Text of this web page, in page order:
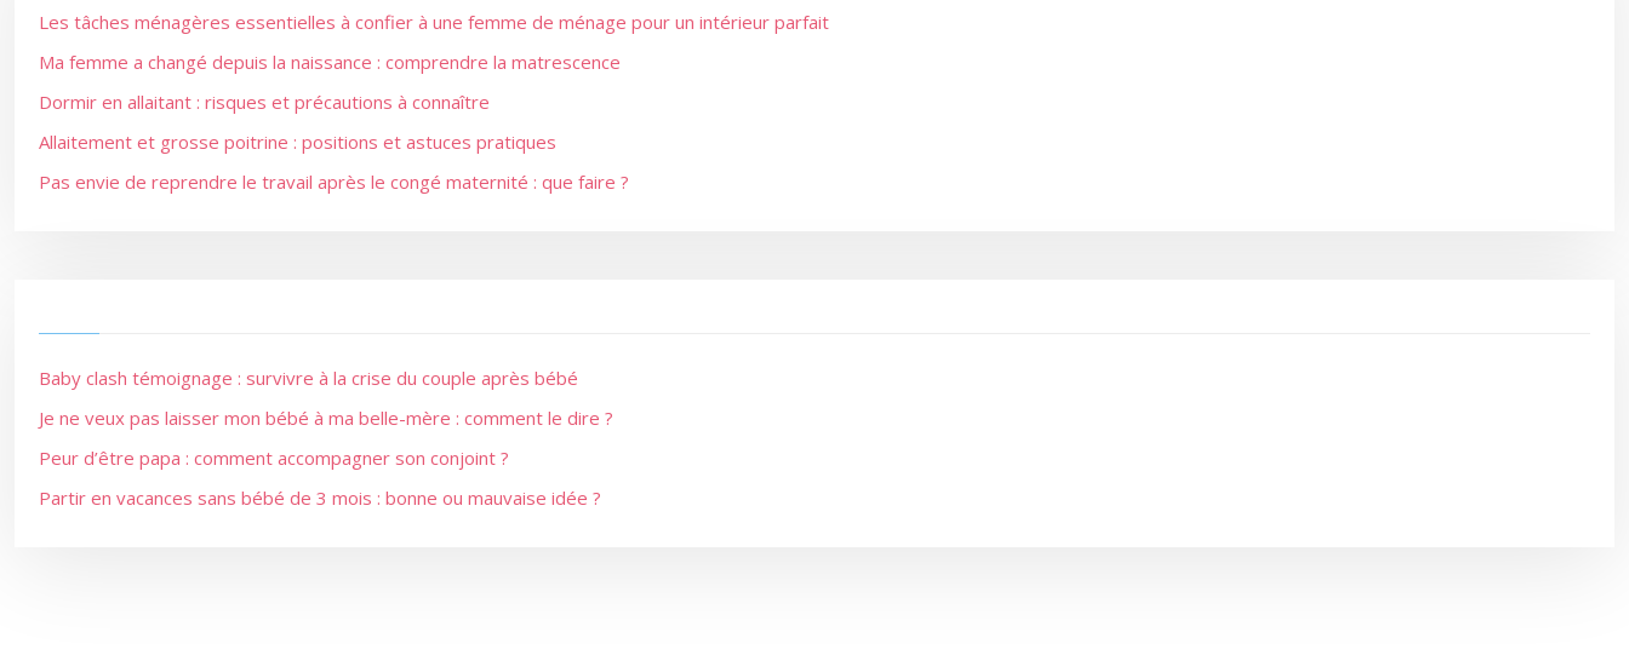
Les tâches ménagères essentielles à confier à une femme de ménage pour un intérieur parfait
Ma femme a changé depuis la naissance : comprendre la matrescence
Dormir en allaitant : risques et précautions à connaître
Allaitement et grosse poitrine : positions et astuces pratiques
Pas envie de reprendre le travail après le congé maternité : que faire ?
Baby clash témoignage : survivre à la crise du couple après bébé
Je ne veux pas laisser mon bébé à ma belle-mère : comment le dire ?
Peur d’être papa : comment accompagner son conjoint ?
Partir en vacances sans bébé de 3 mois : bonne ou mauvaise idée ?